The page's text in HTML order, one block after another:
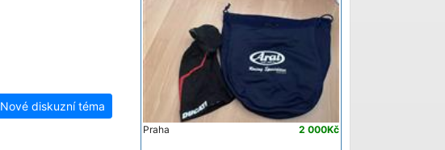
Nové diskuzní téma
2 000Kč
Praha